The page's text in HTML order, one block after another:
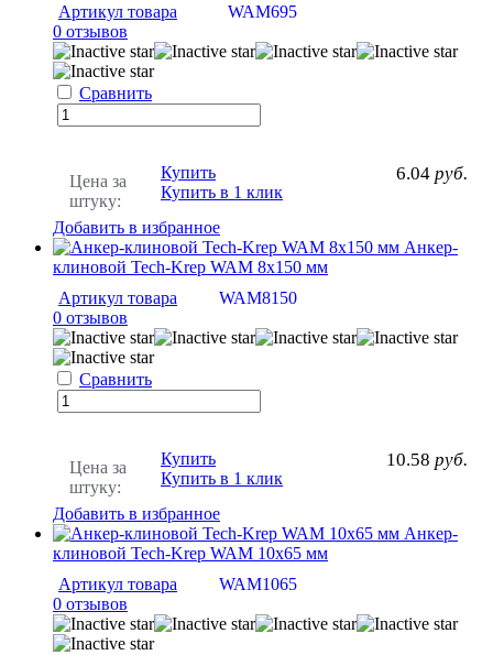
Артикул товара
WAM695
0 отзывов
Сравнить
Цена за
штуку:
6.04 руб.
Купить
Купить в 1 клик
Добавить в избранное
Анкер-
клиновой Tech-Krep WAM 8х150 мм
Артикул товара
WAM8150
0 отзывов
Сравнить
Цена за
штуку:
10.58 руб.
Купить
Купить в 1 клик
Добавить в избранное
Анкер-
клиновой Tech-Krep WAM 10х65 мм
Артикул товара
WAM1065
0 отзывов